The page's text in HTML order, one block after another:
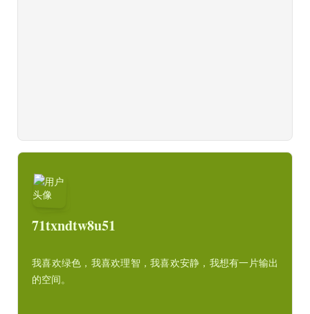
71txndtw8u51
我喜欢绿色，我喜欢理智，我喜欢安静，我想有一片输出
的空间。